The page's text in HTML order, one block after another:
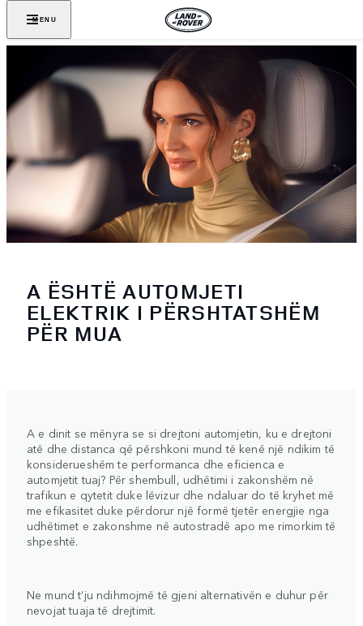
MENU
A ËSHTË AUTOMJETI
ELEKTRIK I PËRSHTATSHËM
PËR MUA
A e dinit se mënyra se si drejtoni automjetin, ku e drejtoni
atë dhe distanca që përshkoni mund të kenë një ndikim të
konsiderueshëm te performanca dhe eficienca e
automjetit tuaj? Për shembull, udhëtimi i zakonshëm në
trafikun e qytetit duke lëvizur dhe ndaluar do të kryhet më
me efikasitet duke përdorur një formë tjetër energjie nga
udhëtimet e zakonshme në autostradë apo me rimorkim të
shpeshtë.
Ne mund t’ju ndihmojmë të gjeni alternativën e duhur për
nevojat tuaja të drejtimit.